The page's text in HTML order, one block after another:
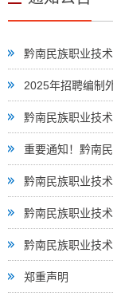
黔南民族职业技
2025年招聘编制
黔南民族职业技
重要通知！黔南
黔南民族职业技
黔南民族职业技
黔南民族职业技
郑重声明